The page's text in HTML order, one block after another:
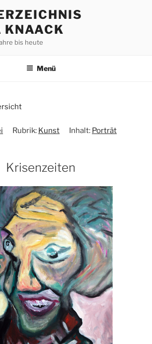
KNAACK
bis heute
Menü
Rubrik: Kunst Inhalt: Porträt
Krisenzeiten